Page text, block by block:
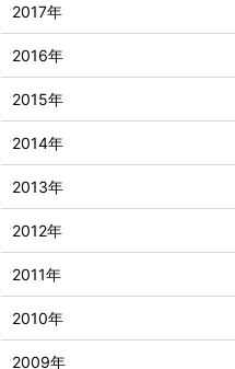
2017年
2016年
2015年
2014年
2013年
2012年
2011年
2010年
2009年